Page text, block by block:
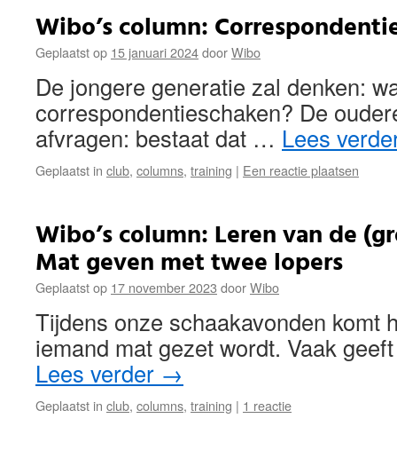
Wibo’s column:
Geplaatst op 15 januari 2024doorWibo
De jongere generatie zal denken:
correspondentieschaken? De
afvragen: bestaat dat … Lees
Geplaatst in club, columns, training | Een reactie plaatsen
Wibo’s column: Leren van de
Mat geven met twee lopers
Geplaatst op 17 november 2023 doorWibo
Tijdens onze schaakavonden komt
iemand mat gezet wordt. Vaak
Lees verder →
Geplaatst in club, columns, training | 1 reactie